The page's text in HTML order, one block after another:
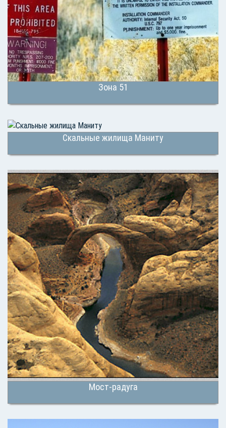
Зона 51
Скальные жилища Маниту
Мост-радуга